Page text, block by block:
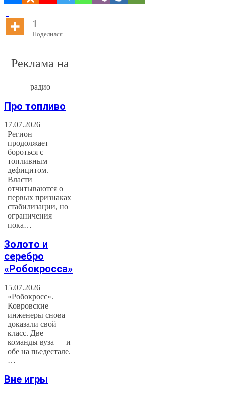
1
Поделился
Реклама на
радио
Про топливо
17.07.2026
Регион
продолжает
бороться с
топливным
дефицитом.
Власти
отчитываются о
первых признаках
стабилизации, но
ограничения
пока…
Золото и
серебро
«Робокросса»
15.07.2026
«Робокросс».
Ковровские
инженеры снова
доказали свой
класс. Две
команды вуза — и
обе на пьедестале.
…
Вне игры